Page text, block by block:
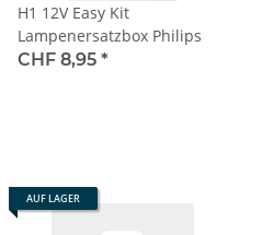
H1 12V Easy Kit
Lampenersatzbox Philips
CHF 8,95 *
AUF LAGER